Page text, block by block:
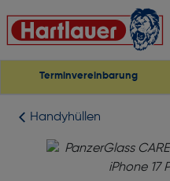
Terminvereinbarung
Handyhüllen